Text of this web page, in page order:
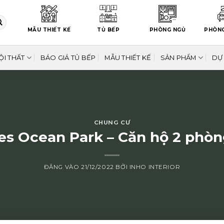
MẪU THIẾT KẾ TỦ BẾP PHÒNG NGỦ
THẤT BÁO GIÁ TỦ BẾP MẪU THIẾT KẾ SẢN PHẨM DỰ
CHUNG CƯ
Ocean Park – Căn hộ 2
ĐĂNG VÀO 21/12/2022 BỞI INHO INTERIOR